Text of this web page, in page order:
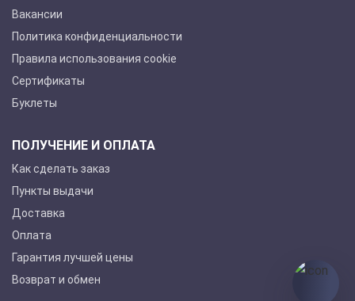
Вакансии
Политика конфиденциальности
Правила использования cookie
Сертификаты
Буклеты
ПОЛУЧЕНИЕ И ОПЛАТА
Как сделать заказ
Пункты выдачи
Доставка
Оплата
Гарантия лучшей цены
Возврат и обмен